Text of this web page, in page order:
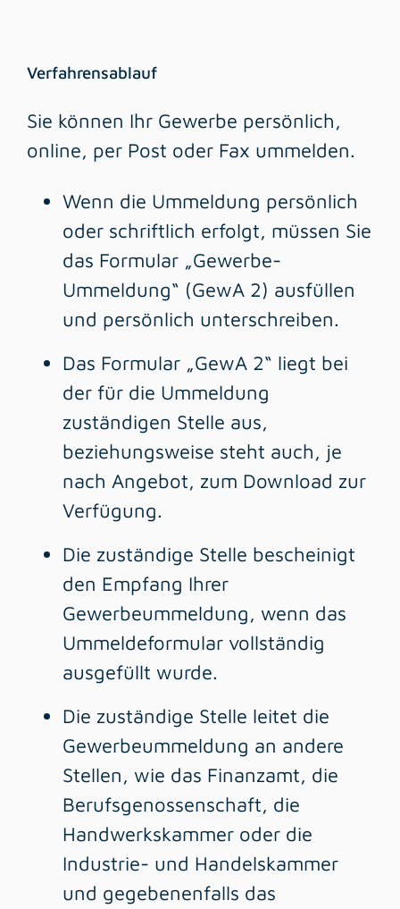
Verfahrensablauf
Sie können Ihr Gewerbe persönlich,
online, per Post oder Fax ummelden.
Wenn die Ummeldung persönlich
oder schriftlich erfolgt, müssen Sie
das Formular „Gewerbe-
Ummeldung“ (GewA 2) ausfüllen
und persönlich unterschreiben.
Das Formular „GewA 2“ liegt bei
der für die Ummeldung
zuständigen Stelle aus,
beziehungsweise steht auch, je
nach Angebot, zum Download zur
Verfügung.
Die zuständige Stelle bescheinigt
den Empfang Ihrer
Gewerbeummeldung, wenn das
Ummeldeformular vollständig
ausgefüllt wurde.
Die zuständige Stelle leitet die
Gewerbeummeldung an andere
Stellen, wie das Finanzamt, die
Berufsgenossenschaft, die
Handwerkskammer oder die
Industrie- und Handelskammer
und gegebenenfalls das